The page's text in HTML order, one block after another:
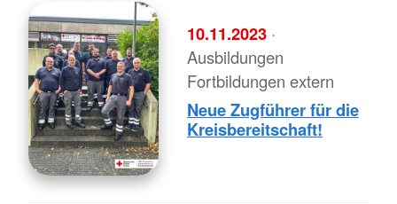
10.11.2023 ·
Ausbildungen
Fortbildungen extern
Neue Zugführer für die
Kreisbereitschaft!